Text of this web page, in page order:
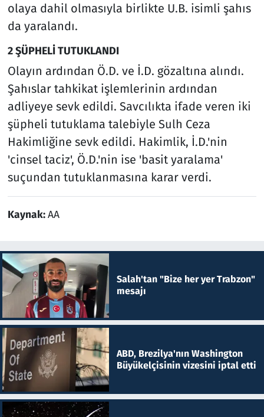
olaya dahil olmasıyla birlikte U.B. isimli şahıs
da yaralandı.
2 ŞÜPHELİ TUTUKLANDI
Olayın ardından Ö.D. ve İ.D. gözaltına alındı.
Şahıslar tahkikat işlemlerinin ardından
adliyeye sevk edildi. Savcılıkta ifade veren iki
şüpheli tutuklama talebiyle Sulh Ceza
Hakimliğine sevk edildi. Hakimlik, İ.D.'nin
'cinsel taciz', Ö.D.'nin ise 'basit yaralama'
suçundan tutuklanmasına karar verdi.
Kaynak:AA
Salah'tan "Bize her yer Trabzon"
mesajı
ABD, Brezilya'nın Washington
Büyükelçisinin vizesini iptal etti